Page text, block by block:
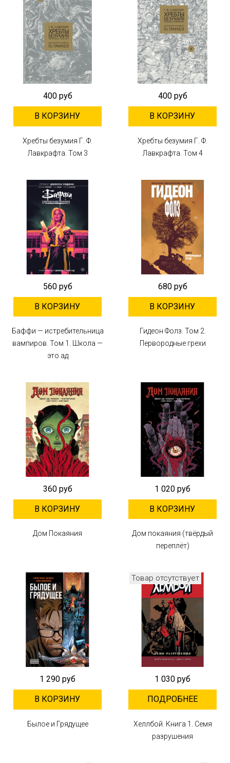
400 руб
В КОРЗИНУ
Хребты безумия Г. Ф.
Лавкрафта. Том 3
400 руб
В КОРЗИНУ
Хребты безумия Г. Ф.
Лавкрафта. Том 4
560 руб
В КОРЗИНУ
Баффи — истребительница
вампиров. Том 1. Школа —
это ад
680 руб
В КОРЗИНУ
Гидеон Фолз. Том 2.
Первородные грехи
360 руб
В КОРЗИНУ
Дом Покаяния
1 020 руб
В КОРЗИНУ
Дом покаяния (твёрдый
переплёт)
1 290 руб
В КОРЗИНУ
Былое и Грядущее
Товар отсутствует
1 030 руб
ПОДРОБНЕЕ
Хеллбой. Книга 1. Семя
разрушения